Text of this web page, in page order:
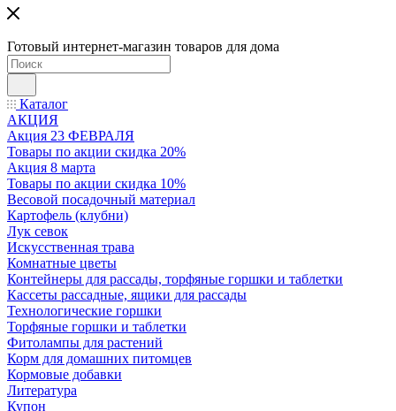
Готовый интернет-магазин товаров для дома
Каталог
АКЦИЯ
Акция 23 ФЕВРАЛЯ
Товары по акции скидка 20%
Акция 8 марта
Товары по акции скидка 10%
Весовой посадочный материал
Картофель (клубни)
Лук севок
Искусственная трава
Комнатные цветы
Контейнеры для рассады, торфяные горшки и таблетки
Кассеты рассадные, ящики для рассады
Технологические горшки
Торфяные горшки и таблетки
Фитолампы для растений
Корм для домашних питомцев
Кормовые добавки
Литература
Купон